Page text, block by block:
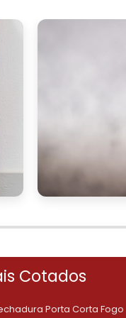
de qualidade
nunca foi tão fácil e
como podemos
especialistas estão
garantindo a
Cotados
Porta Corta Fogo